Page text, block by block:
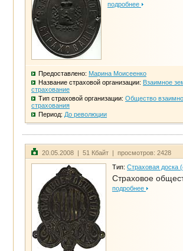
подробнее
Предоставлено: Марина Моисеенко
Название страховой организации: Взаимное
страхование
Тип страховой организации: Общество
страхования
Период: До революции
20.05.2008 | 51 Кбайт | просмотров: 2428
Тип: Страховая доска
Страховое
подробнее